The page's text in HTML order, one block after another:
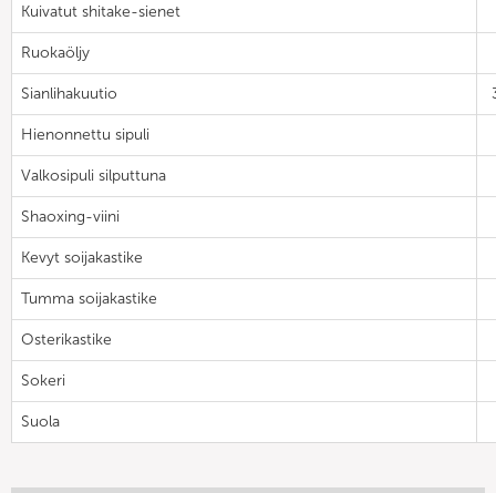
Kuivatut shitake-sienet
Ruokaöljy
Sianlihakuutio
Hienonnettu sipuli
Valkosipuli silputtuna
Shaoxing-viini
Kevyt soijakastike
Tumma soijakastike
Osterikastike
Sokeri
Suola